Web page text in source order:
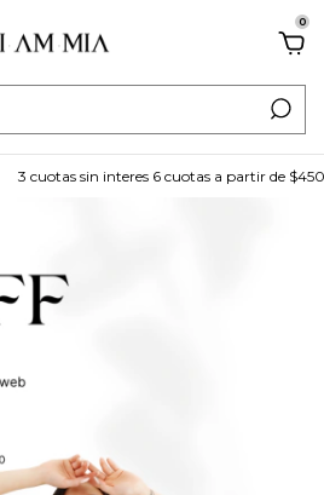
0
sin interes 6 cuotas a partir de